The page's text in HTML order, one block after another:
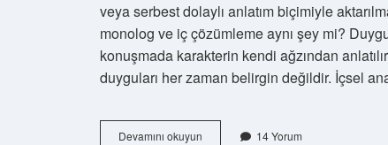
veya serbest dolaylı anlatım biçimiyle
monolog ve iç çözümleme aynı şey mi?
konuşmada karakterin kendi ağzından
duyguları her zaman belirgin değildir. İçsel
Devamını okuyun 14 Yorum